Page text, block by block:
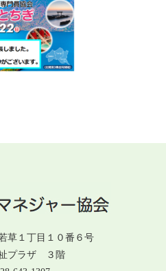
草１丁目１０番６号
プラザ ３階